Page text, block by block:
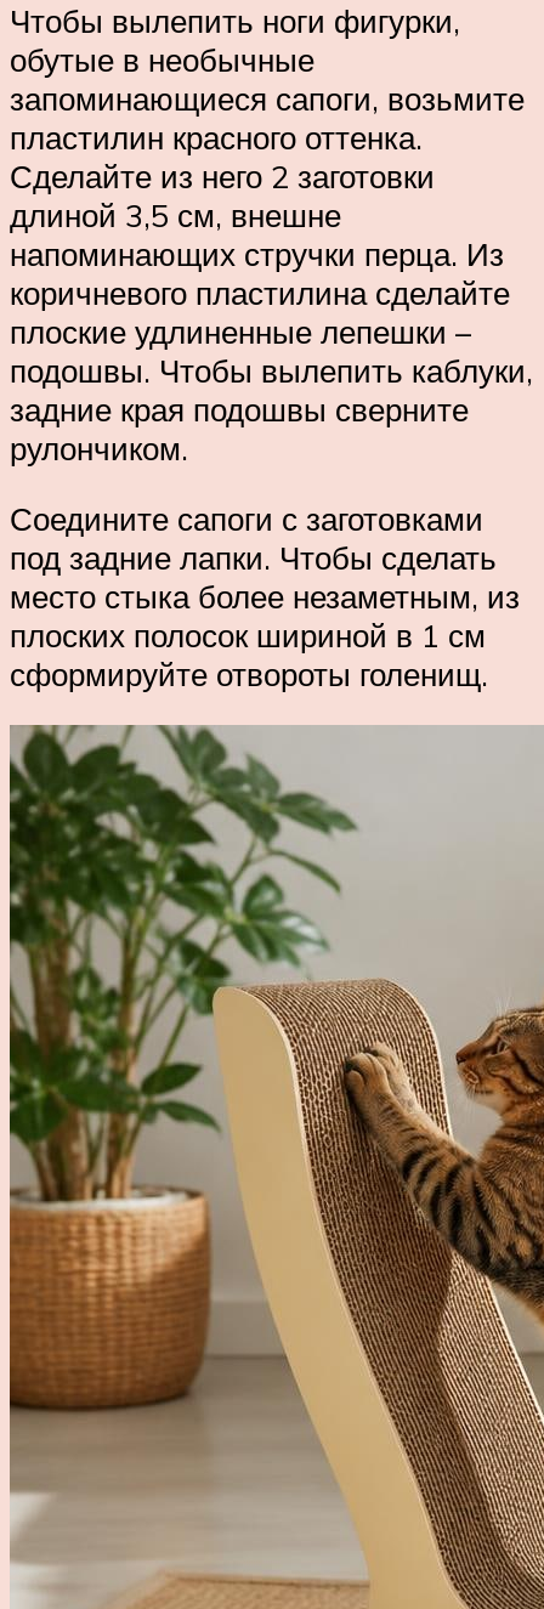
Чтобы вылепить ноги фигурки,
обутые в необычные
запоминающиеся сапоги, возьмите
пластилин красного оттенка.
Сделайте из него 2 заготовки
длиной 3,5 см, внешне
напоминающих стручки перца. Из
коричневого пластилина сделайте
плоские удлиненные лепешки –
подошвы. Чтобы вылепить каблуки,
задние края подошвы сверните
рулончиком.
Соедините сапоги с заготовками
под задние лапки. Чтобы сделать
место стыка более незаметным, из
плоских полосок шириной в 1 см
сформируйте отвороты голенищ.